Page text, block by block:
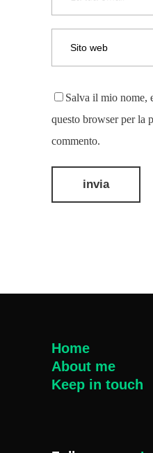
Salva il mio nome,
questo browser per la
commento.
Home
About me
Keep in touch